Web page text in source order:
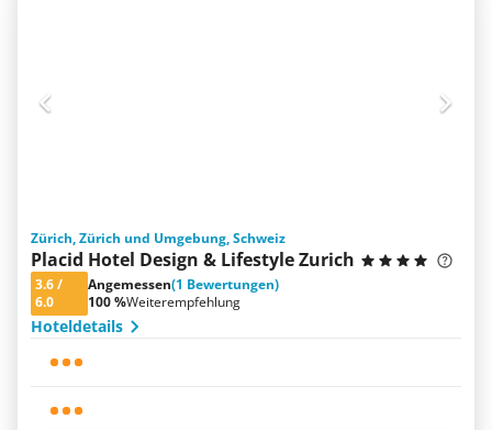
Zürich, Zürich und Umgebung, Schweiz
Placid Hotel Design & Lifestyle Zurich
3.6/
6.0
Angemessen(1 Bewertungen)
100 %Weiterempfehlung
Hoteldetails